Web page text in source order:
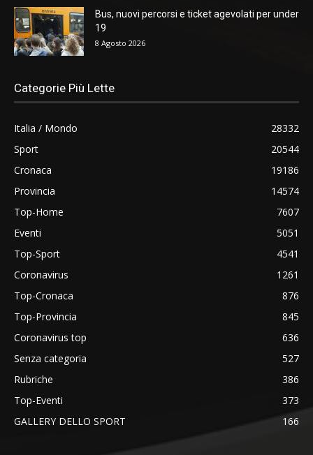
Bus, nuovi percorsi e ticket agevolati per under
19
8 Agosto 2026
Categorie Più Lette
Italia / Mondo
28332
Sport
20544
Cronaca
19186
Provincia
14574
Top-Home
7607
Eventi
5051
Top-Sport
4541
Coronavirus
1261
Top-Cronaca
876
Top-Provincia
845
Coronavirus top
636
Senza categoria
527
Rubriche
386
Top-Eventi
373
GALLERY DELLO SPORT
166